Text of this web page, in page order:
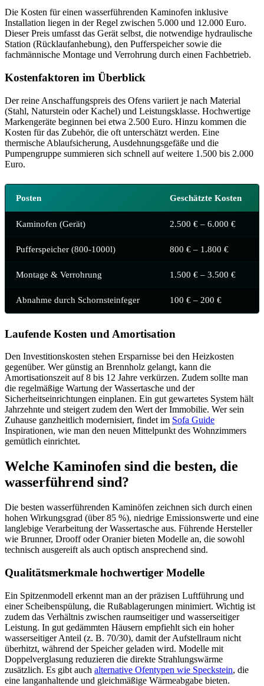
Die Kosten für einen wasserführenden Kaminofen inklusive
Installation liegen in der Regel zwischen 5.000 und 12.000 Euro.
Dieser Preis umfasst das Gerät selbst, die notwendige hydraulische
Station (Rücklaufanhebung), den Pufferspeicher sowie die
fachmännische Montage und Verrohrung durch einen Fachbetrieb.
Kostenfaktoren im Überblick
Der reine Anschaffungspreis des Ofens variiert je nach Material
(Stahl, Naturstein oder Kachel) und Leistungsklasse. Hochwertige
Markengeräte beginnen bei etwa 2.500 Euro. Hinzu kommen die
Kosten für das Zubehör, die oft unterschätzt werden. Eine
thermische Ablaufsicherung, Ausdehnungsgefäße und die
Pumpengruppe summieren sich schnell auf weitere 1.500 bis 2.000
Euro.
Posten Geschätzte Kosten
Kaminofen (Gerät) 2.500 € – 6.000 €
Pufferspeicher (800-1000l) 800 € – 1.800 €
Montage & Verrohrung 1.500 € – 3.500 €
Abnahme durch Schornsteinfeger 100 € – 200 €
Laufende Kosten und Amortisation
Den Investitionskosten stehen Ersparnisse bei den Heizkosten
gegenüber. Wer günstig an Brennholz gelangt, kann die
Amortisationszeit auf 8 bis 12 Jahre verkürzen. Zudem sollte man
die regelmäßige Wartung der Wassertasche und der
Sicherheitseinrichtungen einplanen. Ein gut gewartetes System hält
Jahrzehnte und steigert zudem den Wert der Immobilie. Wer sein
Zuhause ganzheitlich modernisiert, findet im Sofa Guide
Inspirationen, wie man den neuen Mittelpunkt des Wohnzimmers
gemütlich einrichtet.
Welche Kaminofen sind die besten, die
wasserführend sind?
Die besten wasserführenden Kaminöfen zeichnen sich durch einen
hohen Wirkungsgrad (über 85 %), niedrige Emissionswerte und eine
langlebige Verarbeitung der Wassertasche aus. Führende Hersteller
wie Brunner, Drooff oder Oranier bieten Modelle an, die sowohl
technisch ausgereift als auch optisch ansprechend sind.
Qualitätsmerkmale hochwertiger Modelle
Ein Spitzenmodell erkennt man an der präzisen Luftführung und
einer Scheibenspülung, die Rußablagerungen minimiert. Wichtig ist
zudem das Verhältnis zwischen raumseitiger und wasserseitiger
Leistung. In gut gedämmten Häusern empfiehlt sich ein hoher
wasserseitiger Anteil (z. B. 70/30), damit der Aufstellraum nicht
überhitzt, während der Speicher geladen wird. Modelle mit
Doppelverglasung reduzieren die direkte Strahlungswärme
zusätzlich. Es gibt auch alternative Ofentypen wie Speckstein, die
eine langanhaltende und gleichmäßige Wärmeabgabe bieten.